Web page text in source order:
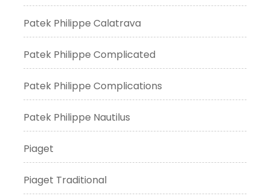
Patek Philippe Calatrava
Patek Philippe Complicated
Patek Philippe Complications
Patek Philippe Nautilus
Piaget
Piaget Traditional